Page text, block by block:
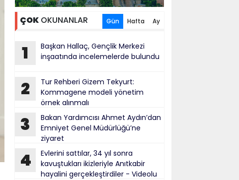
ÇOKOKUNANLAR Gün Hafta Ay
1
Başkan Hallaç, Gençlik Merkezi
inşaatında incelemelerde bulundu
2
Tur Rehberi Gizem Tekyurt:
Kommagene modeli yönetim
örnek alınmalı
3
Bakan Yardımcısı Ahmet Aydın’dan
Emniyet Genel Müdürlüğü’ne
ziyaret
4
Evlerini sattılar, 34 yıl sonra
kavuştukları ikizleriyle Anıtkabir
hayalini gerçekleştirdiler - Videolu